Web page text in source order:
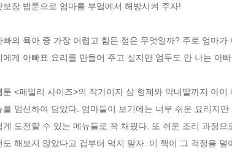
보장 밥툰으로 엄마를 부엌에서 해방시켜 주자!
빠의 육아 중 가장 어렵고 힘든 점은 무엇일까? 주로 엄마
에게 아빠표 요리를 만들어 주고 싶지만 엄두도 안 나는 아
툰 <패밀리 사이즈>의 작가이자 삼 형제와 막내딸까지 아
를 엄선하여 담았다. 엄마들이 보기에는 너무 쉬운 요리지
게 도전할 수 있는 메뉴들로 꽉 채웠다. 또 쉬운 조리 과정
도 해보지 않았다고 겁부터 먹지 말자. 이 책이 그 걱정을 덜